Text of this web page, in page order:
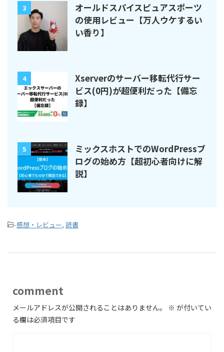
3
オールドスパイスピュアスポーツ
の使用レビュー【万人ウケするい
い香り】
4
Xserverのサーバー移転代行サー
ビス(0円)が超便利だった【備忘
録】
5
ミックスホストでのWordPressブ
ログの始め方【超初心者向けに解
説】
-感想・レビュー, 読書
comment
メールアドレスが公開されることはありません。 ※ が付いてい
る欄は必須項目です